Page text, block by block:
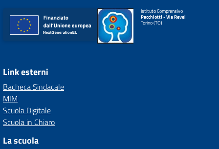
Istituto Comprensivo
Pacchiotti - Via Revel
Torino (TO)
Link esterni
Bacheca Sindacale
MIM
Scuola Digitale
Scuola in Chiaro
La scuola